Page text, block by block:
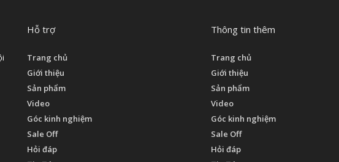
Hỗ trợ
Trang chủ
Giới thiệu
Sản phẩm
Video
Góc kinh nghiệm
Sale Off
Hỏi đáp
Thông tin thêm
Trang chủ
Giới thiệu
Sản phẩm
Video
Góc kinh nghiệm
Sale Off
Hỏi đáp